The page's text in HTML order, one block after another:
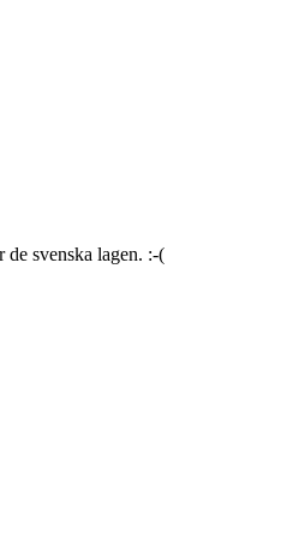
de svenska lagen. :-(